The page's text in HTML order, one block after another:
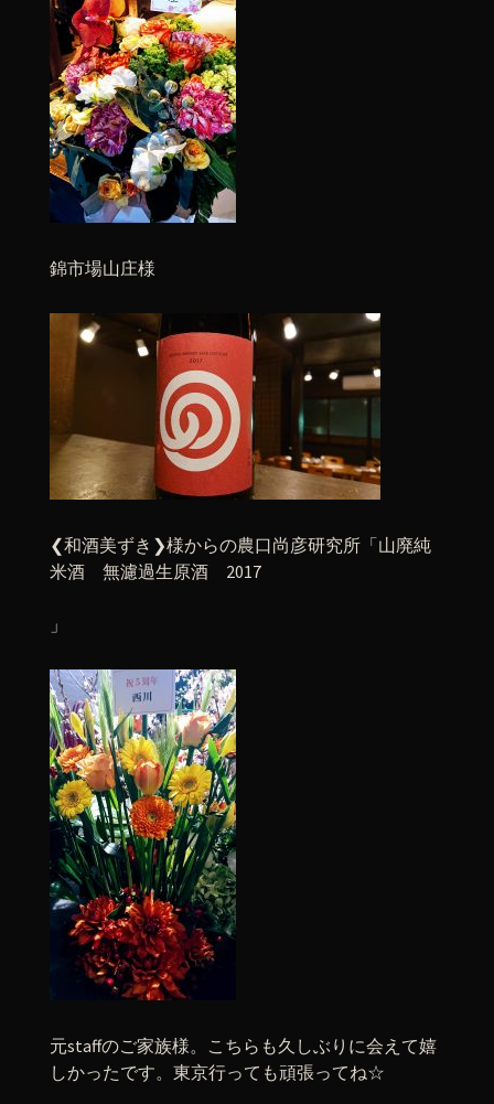
錦市場山庄様
❮和酒美ずき❯様からの農口尚彦研究所「山廃純
米酒 無濾過生原酒 2017
」
元staffのご家族様。こちらも久しぶりに会えて嬉
しかったです。東京行っても頑張ってね☆